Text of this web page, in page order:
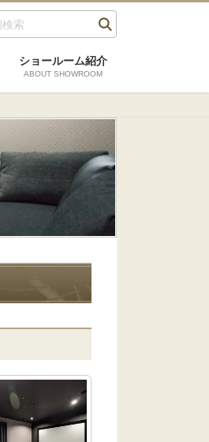
ショールーム紹介
ABOUT SHOWROOM